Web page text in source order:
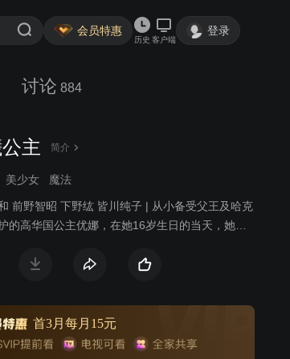
会员特惠
历史 客户端
登录
讨论 884
主 简介
美少女 魔法
前野智昭 下野纮 皆川纯子 | 从小备受父王及哈克
的高华国公主优娜，在她16岁生日的当天，她的
许她跟苏芳的交往，依旧对苏芳无法死心的优娜
逃亡生活……首3月每月15元